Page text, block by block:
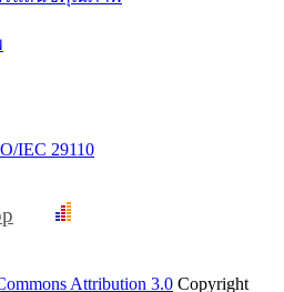
Attribution 3.0 Copyright